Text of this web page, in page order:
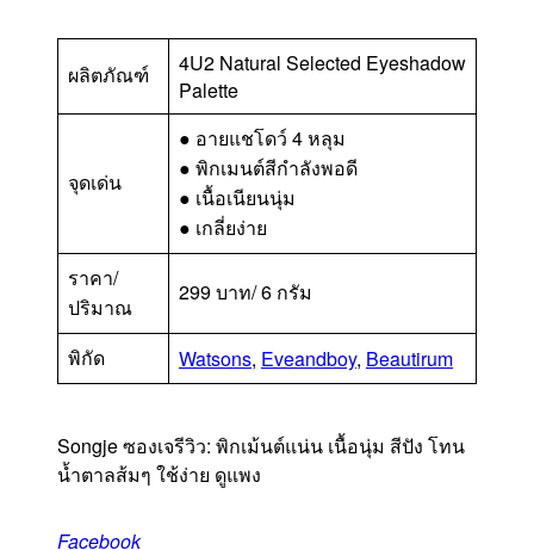
ผลิตภัณฑ์
4U2 Natural Selected Eyeshadow
Palette
จุดเด่น
● อายแชโดว์ 4 หลุม
● พิกเมนต์สีกำลังพอดี
● เนื้อเนียนนุ่ม
● เกลี่ยง่าย
ราคา/
ปริมาณ
299 บาท/ 6 กรัม
พิกัด Watsons, Eveandboy, Beautirum
Songje ซองเจรีวิว: พิกเม้นต์แน่น เนื้อนุ่ม สีปัง โทน
น้ำตาลส้มๆ ใช้ง่าย ดูแพง
Facebook